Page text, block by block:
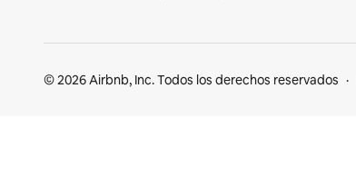
© 2026 Airbnb, Inc. Todos los derechos reservados